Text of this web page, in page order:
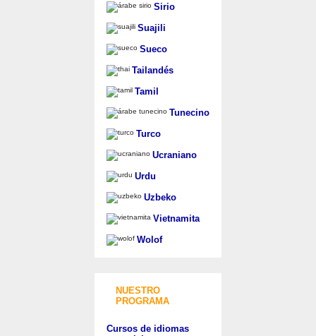
Sirio
Suajili
Sueco
Tailandés
Tamil
Tunecino
Turco
Ucraniano
Urdu
Uzbeko
Vietnamita
Wolof
NUESTRO
PROGRAMA
Cursos de idiomas